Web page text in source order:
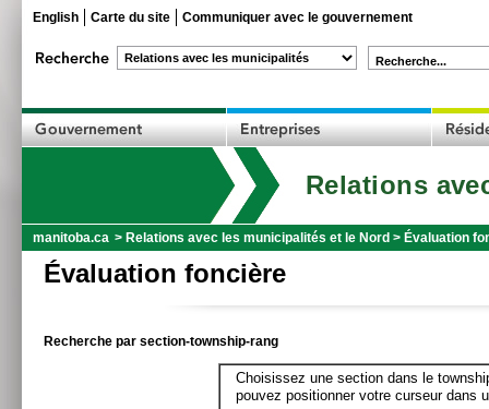
English Carte du site Communiquer avec le gouvernement
Recherche...
Relations
manitoba.ca > Relations avec les municipalités et le Nord > Évaluation
Évaluation foncière
Recherche par section-township-rang
Choisissez une section dans le
pouvez positionner votre curseur dans